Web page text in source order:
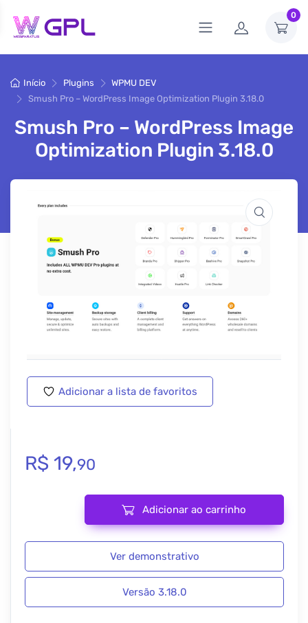
0
Início Plugins
WPMU DEV
Smush Pro – WordPress Image Optimization Plugin 3.18.0
Smush Pro – WordPress Image
Optimization Plugin 3.18.0
Adicionar a lista de favoritos
R$ 19,90
Smush Pro – WordPress Image Optimization Plugin 3.18.0
Adicionar ao carrinho
Ver demonstrativo
Versão 3.18.0